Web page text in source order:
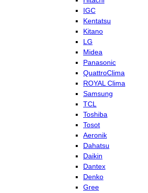
IGC
Kentatsu
Kitano
LG
Midea
Panasonic
QuattroClima
ROYAL Clima
Samsung
TCL
Toshiba
Tosot
Aeronik
Dahatsu
Daikin
Dantex
Denko
Gree